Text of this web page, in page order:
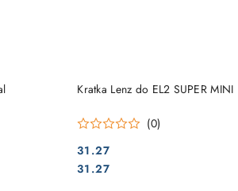
Kratka Lenz do EL2 SUPER MINI
(0)
Cena:
31.27
Cena:
31.27
DO KOSZYKA